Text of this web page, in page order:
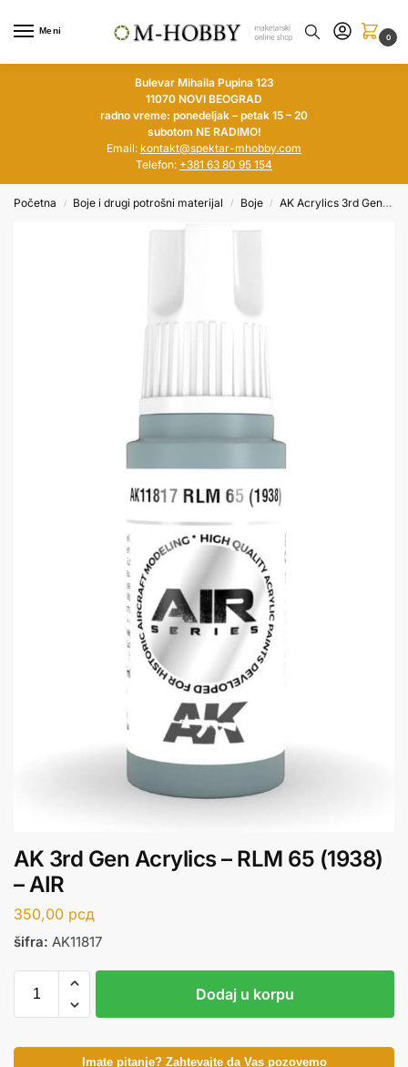
Meni
0
Bulevar Mihaila Pupina 123
11070 NOVI BEOGRAD
radno vreme: ponedeljak – petak 15 – 20
subotom NE RADIMO!
Email: kontakt@spektar-mhobby.com
Telefon: +381 63 80 95 154
Početna / Boje i drugi potrošni materijal / Boje / AK Acrylics 3rd Generation
AK 3rd Gen Acrylics – RLM 65 (1938)
– AIR
350,00 рсд
šifra: AK11817
Dodaj u korpu
Imate pitanje? Zahtevajte da Vas pozovemo